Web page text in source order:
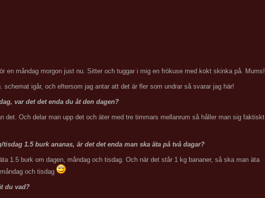
en måndag morgon just nu. Sitter och tuggar i mig en frökuse med kokt skinka på. Mums!
schemat igår, och eftersom jag antar att det är fler som undrar så svarar jag här!
var det det enda du åt den dagen?
det. Och delar man upp det och äter med tre timmars mellanrum så håller man sig faktiskt
tisdag 1.5 burk ananas, är det det enda man ska äta på två dagar?
1.5 burk om dagen, måndag och tisdag. Och när det står 1 kg bananer, så ska man äta
och tisdag
du vad?